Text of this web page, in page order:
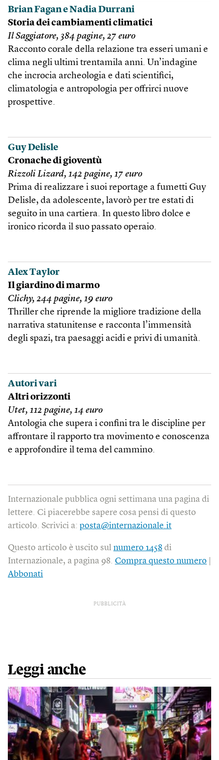
Brian Fagan e Nadia Durrani
Storia dei cambiamenti climatici
Il Saggiatore, 384 pagine, 27 euro
Racconto corale della relazione tra esseri umani e
clima negli ultimi trentamila anni. Un’indagine
che incrocia archeologia e dati scientifici,
climatologia e antropologia per offrirci nuove
prospettive.
Guy Delisle
Cronache di gioventù
Rizzoli Lizard, 142 pagine, 17 euro
Prima di realizzare i suoi reportage a fumetti Guy
Delisle, da adolescente, lavorò per tre estati di
seguito in una cartiera. In questo libro dolce e
ironico ricorda il suo passato operaio.
Alex Taylor
Il giardino di marmo
Clichy, 244 pagine, 19 euro
Thriller che riprende la migliore tradizione della
narrativa statunitense e racconta l’immensità
degli spazi, tra paesaggi acidi e privi di umanità.
Autori vari
Altri orizzonti
Utet, 112 pagine, 14 euro
Antologia che supera i confini tra le discipline per
affrontare il rapporto tra movimento e conoscenza
e approfondire il tema del cammino.
Internazionale pubblica ogni settimana una pagina di
lettere. Ci piacerebbe sapere cosa pensi di questo
articolo. Scrivici a: posta@internazionale.it
Questo articolo è uscito sul numero 1458 di
Internazionale, a pagina 98. Compra questo numero
Abbonati
PUBBLICITÀ
Leggi anche